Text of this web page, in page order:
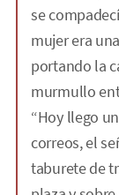
se
mujer era
portando la
murmullo
“Hoy llego
correos, el
taburete de